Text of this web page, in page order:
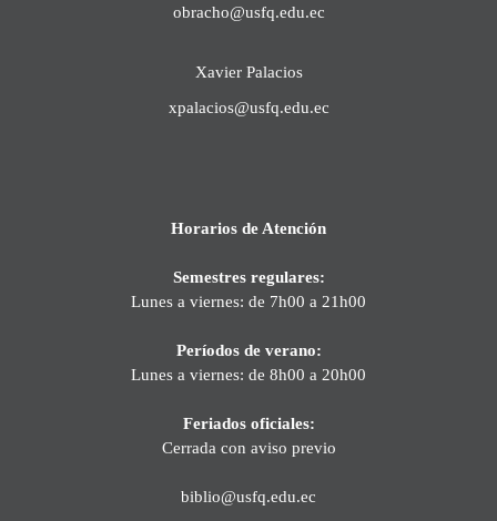
obracho@usfq.edu.ec
Xavier Palacios
xpalacios@usfq.edu.ec
Horarios de Atención
Semestres regulares:
Lunes a viernes: de 7h00 a 21h00
Períodos de verano:
Lunes a viernes: de 8h00 a 20h00
Feriados oficiales:
Cerrada con aviso previo
biblio@usfq.edu.ec